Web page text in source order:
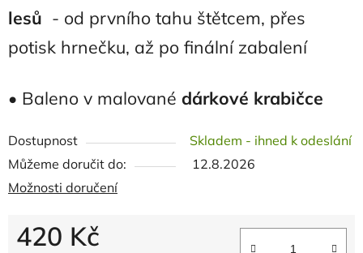
lesů - od prvního tahu štětcem, přes
potisk hrnečku, až po finální zabalení
• Baleno v malované dárkové krabičce
Dostupnost
Skladem - ihned k odeslání
Můžeme doručit do:
12.8.2026
Možnosti doručení
420 Kč